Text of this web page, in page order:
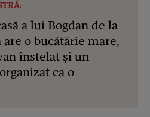
a lui Bogdan de la
o bucătărie mare,
înstelat și un
ca o